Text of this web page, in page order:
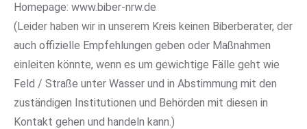
Homepage: www.biber-nrw.de
(Leider haben wir in unserem Kreis keinen Biberberater, der
auch offizielle Empfehlungen geben oder Maßnahmen
einleiten könnte, wenn es um gewichtige Fälle geht wie
Feld / Straße unter Wasser und in Abstimmung mit den
zuständigen Institutionen und Behörden mit diesen in
Kontakt gehen und handeln kann.)